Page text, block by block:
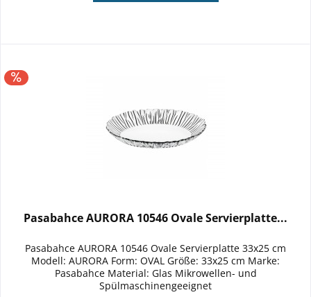
Pasabahce AURORA 10546 Ovale Servierplatte...
Pasabahce AURORA 10546 Ovale Servierplatte 33x25 cm
Modell: AURORA Form: OVAL Größe: 33x25 cm Marke:
Pasabahce Material: Glas Mikrowellen- und
Spülmaschinengeeignet